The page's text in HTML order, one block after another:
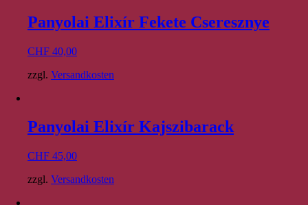
Panyolai Elixír Fekete Cseresznye
CHF 40,00
zzgl. Versandkosten
Panyolai Elixír Kajszibarack
CHF 45,00
zzgl. Versandkosten